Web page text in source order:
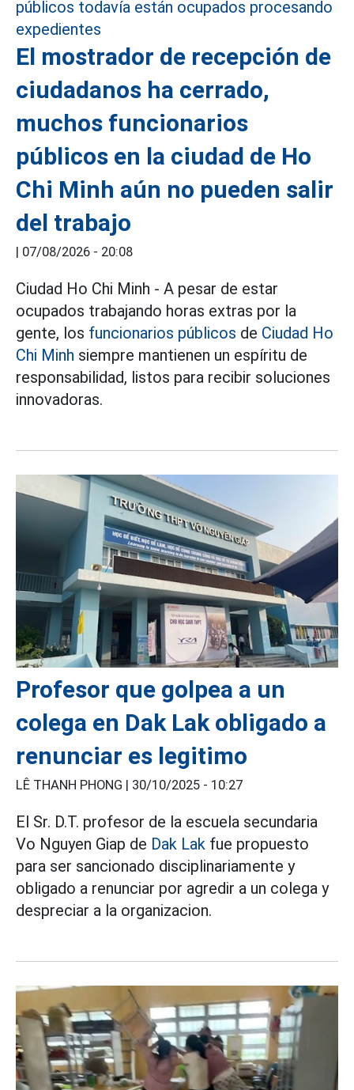
El mostrador de recepción de
ciudadanos ha cerrado,
muchos funcionarios
públicos en la ciudad de Ho
Chi Minh aún no pueden salir
del trabajo
| 07/08/2026 - 20:08
Ciudad Ho Chi Minh - A pesar de estar
ocupados trabajando horas extras por la
gente, los funcionarios públicos de Ciudad Ho
Chi Minh siempre mantienen un espíritu de
responsabilidad, listos para recibir soluciones
innovadoras.
Profesor que golpea a un
colega en Dak Lak obligado a
renunciar es legitimo
LÊ THANH PHONG | 30/10/2025 - 10:27
El Sr. D.T. profesor de la escuela secundaria
Vo Nguyen Giap de Dak Lak fue propuesto
para ser sancionado disciplinariamente y
obligado a renunciar por agredir a un colega y
despreciar a la organizacion.